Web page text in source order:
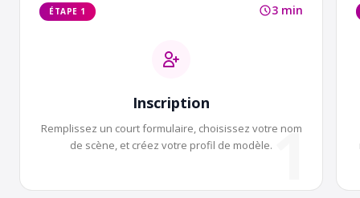
ÉTAPE 1 3 min
Inscription
Remplissez un court formulaire, choisissez votre nom
de scène, et créez votre profil de modèle.1